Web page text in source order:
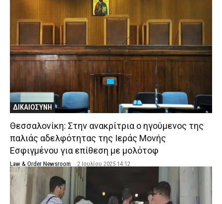
ΔΙΚΑΙΟΣΥΝΗ
Θεσσαλονίκη: Στην ανακρίτρια ο ηγούμενος της
παλιάς αδελφότητας της Ιεράς Μονής
Εσφιγμένου για επίθεση με μολότοφ
Law & Order Newsroom - 2 Ιουλίου 2025 14:12